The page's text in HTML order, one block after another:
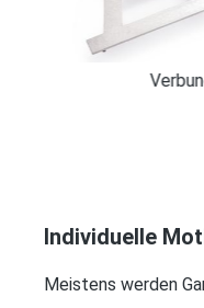
Individuelle
Meistens werden